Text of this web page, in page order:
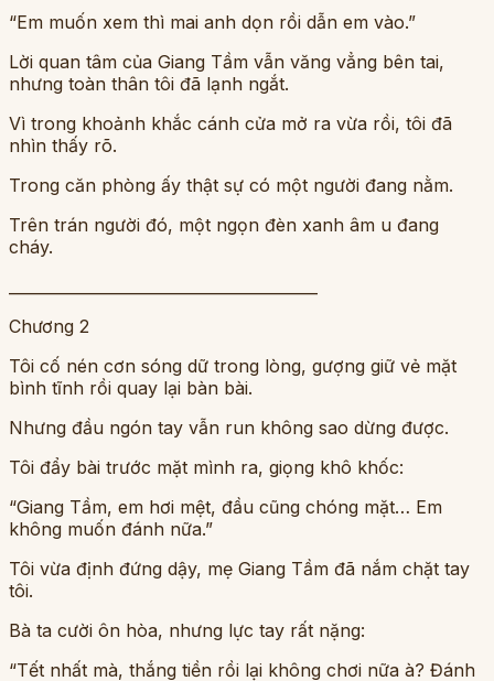
“Em muốn xem thì mai anh dọn rồi dẫn em vào.”
Lời quan tâm của Giang Tầm vẫn văng vẳng bên tai,
nhưng toàn thân tôi đã lạnh ngắt.
Vì trong khoảnh khắc cánh cửa mở ra vừa rồi, tôi đã
nhìn thấy rõ.
Trong căn phòng ấy thật sự có một người đang nằm.
Trên trán người đó, một ngọn đèn xanh âm u đang
cháy.
Chương 2
Tôi cố nén cơn sóng dữ trong lòng, gượng giữ vẻ mặt
bình tĩnh rồi quay lại bàn bài.
Nhưng đầu ngón tay vẫn run không sao dừng được.
Tôi đẩy bài trước mặt mình ra, giọng khô khốc:
“Giang Tầm, em hơi mệt, đầu cũng chóng mặt… Em
không muốn đánh nữa.”
Tôi vừa định đứng dậy, mẹ Giang Tầm đã nắm chặt tay
tôi.
Bà ta cười ôn hòa, nhưng lực tay rất nặng:
“Tết nhất mà, thắng tiền rồi lại không chơi nữa à? Đánh